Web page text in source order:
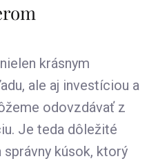
krásnym
ale aj investíciou a
odovzdávať z
Je teda dôležité
kúsok, ktorý